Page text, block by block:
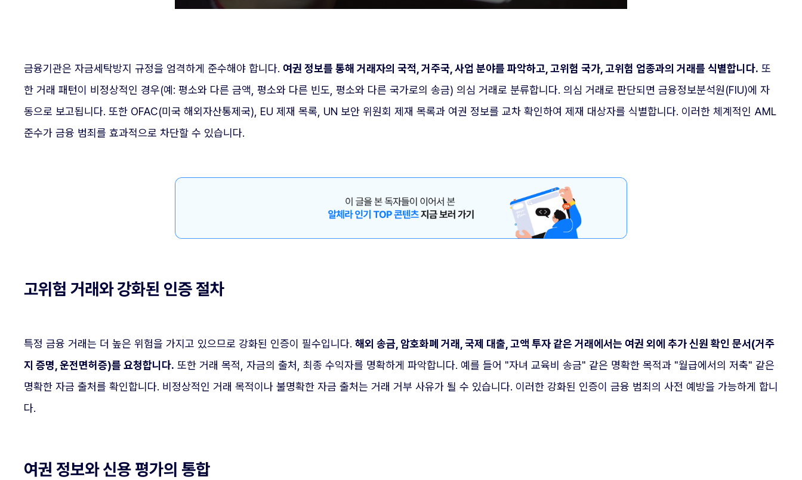
금융기관은 자금세탁방지 규정을 엄격하게 준수해야 합니다. 여권 정보를 통해 거래자의 국적, 거주국, 사업 분야를 파악하고, 고위험 국가, 고위험 업종과의 거래를 식별합니다. 또
한 거래 패턴이 비정상적인 경우(예: 평소와 다른 금액, 평소와 다른 빈도, 평소와 다른 국가로의 송금) 의심 거래로 분류합니다. 의심 거래로 판단되면 금융정보분석원(FIU)에 자
동으로 보고됩니다. 또한 OFAC(미국 해외자산통제국), EU 제재 목록, UN 보안 위원회 제재 목록과 여권 정보를 교차 확인하여 제재 대상자를 식별합니다. 이러한 체계적인 AML
준수가 금융 범죄를 효과적으로 차단할 수 있습니다.
고위험 거래와 강화된 인증 절차
특정 금융 거래는 더 높은 위험을 가지고 있으므로 강화된 인증이 필수입니다. 해외 송금, 암호화폐 거래, 국제 대출, 고액 투자 같은 거래에서는 여권 외에 추가 신원 확인 문서(거주
지 증명, 운전면허증)를 요청합니다. 또한 거래 목적, 자금의 출처, 최종 수익자를 명확하게 파악합니다. 예를 들어 "자녀 교육비 송금" 같은 명확한 목적과 "월급에서의 저축" 같은
명확한 자금 출처를 확인합니다. 비정상적인 거래 목적이나 불명확한 자금 출처는 거래 거부 사유가 될 수 있습니다. 이러한 강화된 인증이 금융 범죄의 사전 예방을 가능하게 합니
다.
여권 정보와 신용 평가의 통합